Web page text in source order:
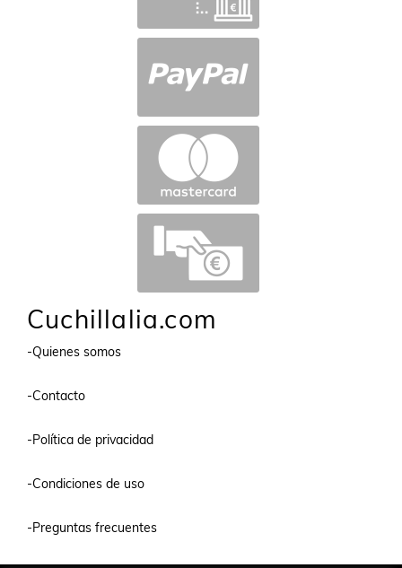
Cuchillalia.com
-Quienes somos
-Contacto
-Política de privacidad
-Condiciones de uso
-Preguntas frecuentes